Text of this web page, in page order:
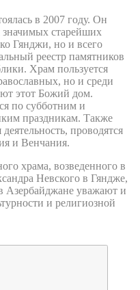
в 2007 году. Он
значимых старейших
Гянджи, но и всего
реестр памятников
Храм пользуется
но и среди
этот Божий дом.
по субботним и
праздникам. Также
проводятся
и Венчания.
храма, возведенного в
Невского в Гяндже,
Азербайджане уважают и
и религиозной